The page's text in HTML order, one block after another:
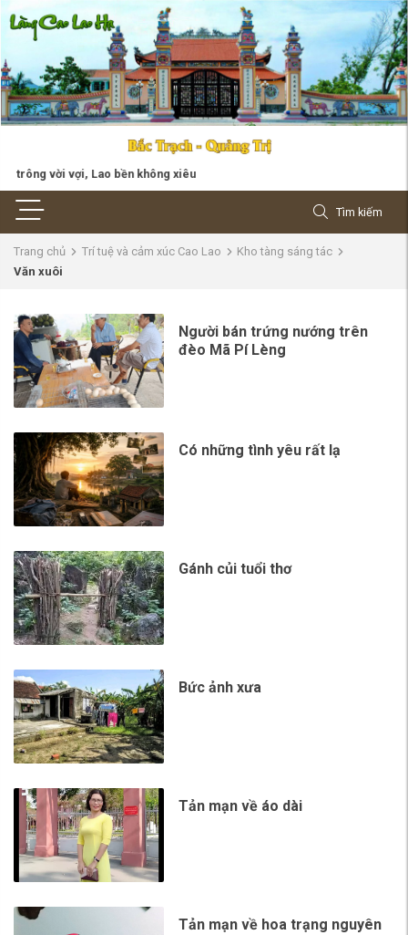
vời vợi, Lao bền không xiêu
Tìm kiếm
Trang chủ Trí tuệ và cảm xúc Cao Lao
Kho tàng sáng tác
Văn xuôi
Người bán trứng nướng trên
đèo Mã Pí Lèng
Có những tình yêu rất lạ
Gánh củi tuổi thơ
Bức ảnh xưa
Tản mạn về áo dài
Tản mạn về hoa trạng nguyên